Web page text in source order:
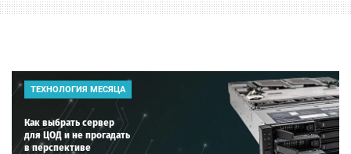
ТЕХНОЛОГИЯ МЕСЯЦА
Как выбрать сервер
для ЦОД и не прогадать
в перспективе